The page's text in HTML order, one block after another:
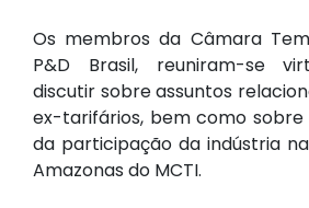
Os membros da Câmara
P&D Brasil, reuniram-se
discutir sobre assuntos
ex-tarifários, bem como
da participação da indústria
Amazonas do MCTI.